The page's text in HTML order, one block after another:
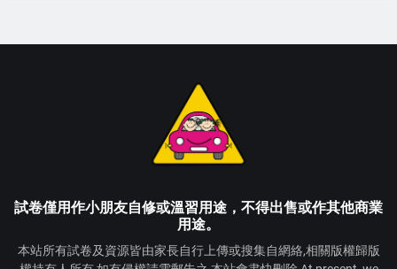
試卷僅用作小朋友自修或溫習用途，不得出售或作其他商業
用途。
本站所有試卷及資源皆由家長自行上傳或搜集自網絡,相關版權歸版